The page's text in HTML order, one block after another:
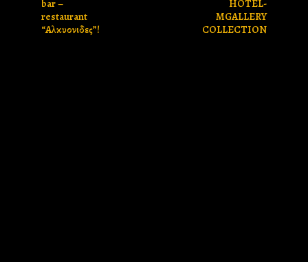
bar –
restaurant
“Αλκυονιδες”!
HOTEL-
MGALLERY
COLLECTION